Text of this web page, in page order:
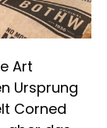
Art
Ursprung
Corned